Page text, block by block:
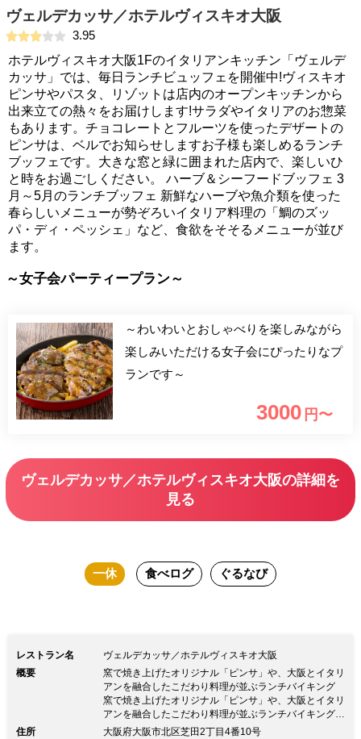
ヴェルデカッサ／ホテルヴィスキオ大阪
3.95
ホテルヴィスキオ大阪1Fのイタリアンキッチン「ヴェルデ
カッサ」では、毎日ランチビュッフェを開催中!ヴィスキオ
ピンサやパスタ、リゾットは店内のオープンキッチンから
出来立ての熱々をお届けします!サラダやイタリアのお惣菜
もあります。チョコレートとフルーツを使ったデザートの
ピンサは、ベルでお知らせしますお子様も楽しめるランチ
ブッフェです。大きな窓と緑に囲まれた店内で、楽しいひ
と時をお過ごしください。 ハーブ＆シーフードブッフェ 3
月～5月のランチブッフェ 新鮮なハーブや魚介類を使った
春らしいメニューが勢ぞろいイタリア料理の「鯛のズッ
パ・ディ・ペッシェ」など、食欲をそそるメニューが並び
ます。
～女子会パーティープラン～
～わいわいとおしゃべりを楽しみながら
楽しみいただける女子会にぴったりなプ
ランです～
3000 円〜
ヴェルデカッサ／ホテルヴィスキオ大阪の詳細を
見る
一休 食べログ ぐるなび
レストラン名
ヴェルデカッサ／ホテルヴィスキオ大阪
概要
窯で焼き上げたオリジナル「ピンサ」や、大阪とイタリ
アンを融合したこだわり料理が並ぶランチバイキング
窯で焼き上げたオリジナル「ピンサ」や、大阪とイタリ
アンを融合したこだわり料理が並ぶランチバイキング
米粉と大豆粉を使ったピザのような「ヴィスキオピン
住所
大阪府大阪市北区芝田2丁目4番10号